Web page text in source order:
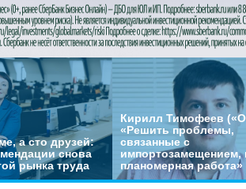
а сто друзей:
снова
рынка труда
Кирилл Тимофеев
«Решить проблемы,
связанные с
импортозамещением,
планомерная работа»